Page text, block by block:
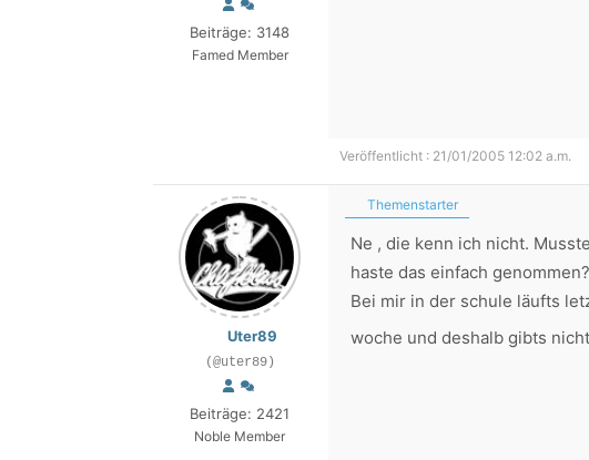
Beiträge: 3148
Famed Member
Veröffentlicht : 21/01/2005 12:02 a.m.
Uter89
(@uter89)
Beiträge: 2421
Noble Member
Themenstarter
Ne , die kenn ich nicht.
haste das einfach genommen?
Bei mir in der schule läufts
woche und deshalb gibts